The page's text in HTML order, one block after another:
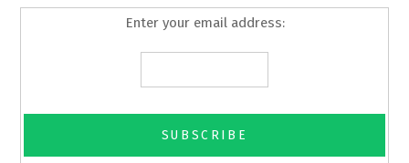
Enter your email address: